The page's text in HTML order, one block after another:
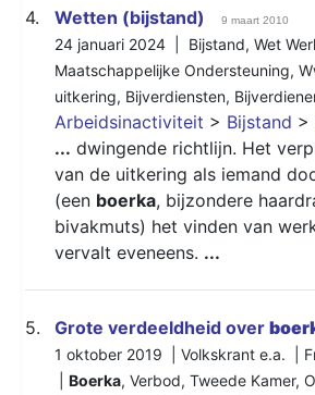
4. Wetten (bijstand) 9 maart 2010
24 januari 2024 | Bijstand, Wet
Maatschappelijke Ondersteuning,
uitkering, Bijverdiensten,
Arbeidsinactiviteit > Bijstand >
... dwingende richtlijn. Het
van de uitkering als iemand
(een boerka, bijzondere
bivakmuts) het vinden van
vervalt eveneens. ...
5. Grote verdeeldheid over
1 oktober 2019 | Volkskrant e.a. |
Boerka, Verbod, Tweede Kamer,